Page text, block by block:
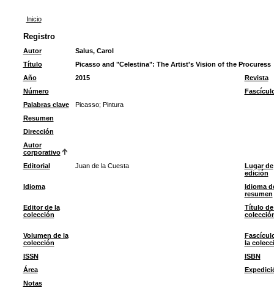
Inicio
Registro
Autor
Salus, Carol
Título
Picasso and "Celestina": The Artist's Vision of the Procuress
Año
2015
Revista
Número
Palabras clave
Picasso; Pintura
Resumen
Dirección
Autor
corporativo
Editorial
Juan de la Cuesta
Lugar de
edición
Idioma
Idioma
resumen
Editor de la
colección
Título de
Volumen de la
colección
la
ISSN
ISBN
Área
Notas